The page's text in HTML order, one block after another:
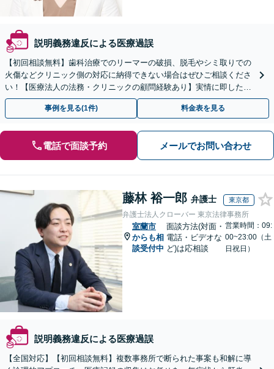
説明義務違反による医療過誤
【初回相談無料】歯科治療でのリーマーの破損、脱毛やシミ取りでの
火傷などクリニック側の対応に納得できない場合はぜひご相談くださ
い！【医療法人の法務・クリニックの顧問経験あり】実情に即したア
ドバイスで、納得のできるトラブルの解決を目指します。
事例を見る(1件) 料金表を見る
電話で面談予約 メールでお問い合わせ
藤林 裕一郎 弁護士 東京都
弁護士法人クローバー 東京法律事務所
室蘭市
からも相
談受付中
面談方法(対面・
電話・ビデオな
ど)は応相談
営業時間：09:
00~23:00（土
日祝日）
説明義務違反による医療過誤
【全国対応】【初回相談無料】複数事務所で断られた事案も和解に導